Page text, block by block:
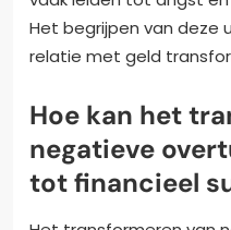
Het begrijpen van deze
relatie met geld
Hoe kan het
negatieve
tot financieel